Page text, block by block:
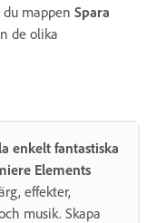
mappen Spara
de olika
enkelt fantastiska
Elements
effekter,
musik. Skapa